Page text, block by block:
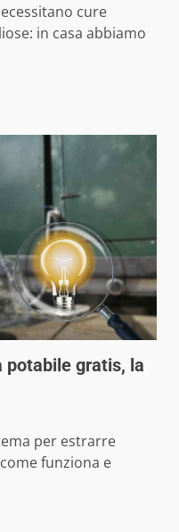
cure
in casa abbiamo
potabile gratis, la
per estrarre
funziona e